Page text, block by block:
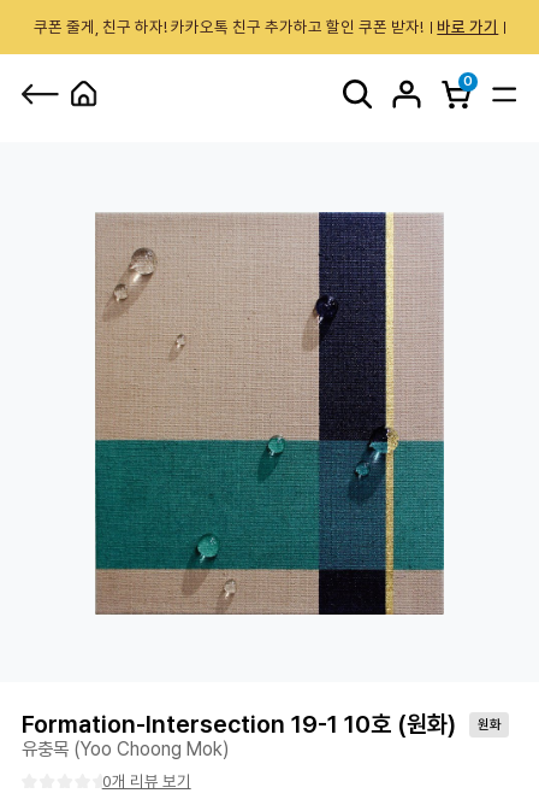
쿠폰 줄게, 친구 하자! 카카오톡 친구 추가하고 할인 쿠폰 받자! 바로 가기
0
Formation-Intersection 19-1 10호 (원화) 원화
유충목 (Yoo Choong Mok)
0개 리뷰 보기